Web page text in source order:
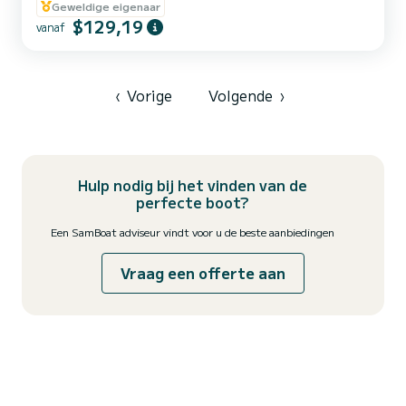
koffiezetapparaat... Zonnescherm, bimini, 2 ventilatoren,
barbecue, verwarming, veiligheidslijn 2019, veiligheidsnet 2020,
reddingsvesten en harnassen voor kinderen. Om u het beste te
Geweldige eigenaar
vanaf $129,19
‹ Vorige Volgende ›
Hulp nodig bij het vinden van de
perfecte boot?
Een SamBoat adviseur vindt voor u de beste aanbiedingen
Vraag een offerte aan